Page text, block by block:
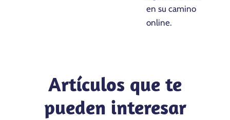
en su camino
online.
Artículos que te
pueden interesar